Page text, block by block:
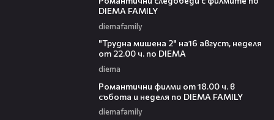
DIEMA FAMILY
diemafamily
"Трудна мишена 2" на16 август, неделя
от 22.00 ч. по DIEMA
diema
Романтични филми от 18.00 ч. в
събота и неделя по DIEMA FAMILY
diemafamily